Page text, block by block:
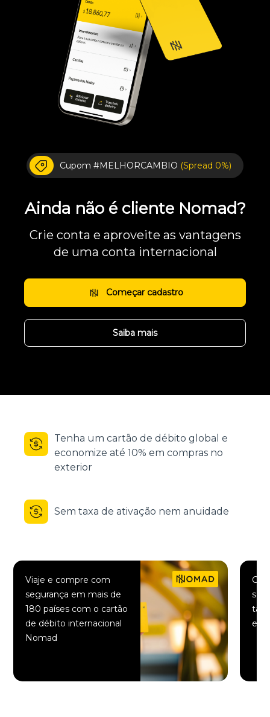
Cupom #MELHORCAMBIO (Spread 0%)
Ainda não é cliente Nomad?
Crie conta e aproveite as vantagens
de uma conta internacional
Começar cadastro
Saiba mais
Tenha um cartão de débito global e
economize até 10% em compras no
exterior
Sem taxa de ativação nem anuidade
Viaje e compre com
segurança em mais de
180 países com o cartão
de débito internacional
Nomad